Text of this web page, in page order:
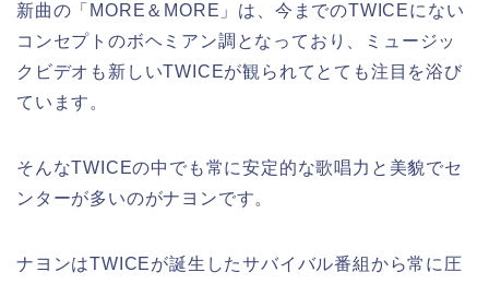
新曲の「MORE＆MORE」は、今までのTWICEにない
コンセプトのボヘミアン調となっており、ミュージッ
クビデオも新しいTWICEが観られてとても注目を浴び
ています。
そんなTWICEの中でも常に安定的な歌唱力と美貌でセ
ンターが多いのがナヨンです。
ナヨンはTWICEが誕生したサバイバル番組から常に圧